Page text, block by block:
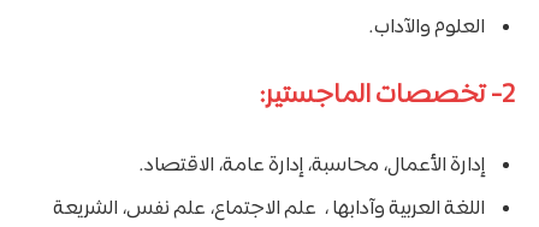
العلوم والآداب.
2- تخصصات الماجستير:
إدارة الأعمال، محاسبة، إدارة عامة، الاقتصاد.
اللغة العربية وآدابها ، علم الاجتماع، علم نفس، الشريعة